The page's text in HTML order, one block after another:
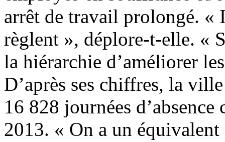
arrêt de travail prolongé. «
règlent », déplore-t-elle. «
la hiérarchie d’améliorer
D’après ses chiffres, la
16 828 journées
2013. « On a un équivalent